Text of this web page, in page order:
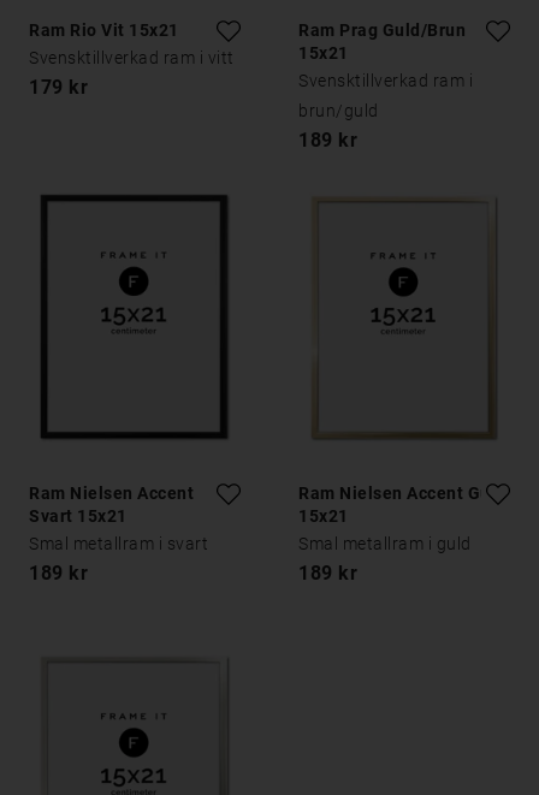
Ram Rio Vit 15x21
Svensktillverkad ram i vitt
179 kr
Ram Prag Guld/Brun
15x21
Svensktillverkad ram i
brun/guld
189 kr
Ram Nielsen Accent
Svart 15x21
Smal metallram i svart
189 kr
Ram Nielsen Accent Guld
15x21
Smal metallram i guld
189 kr